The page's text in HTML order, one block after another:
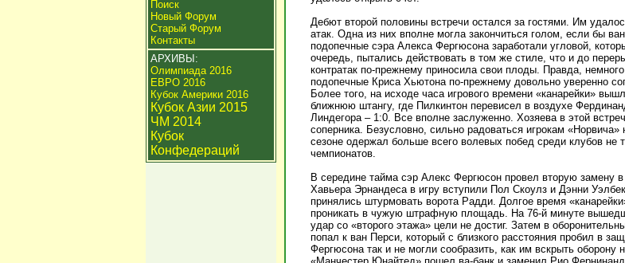
Поиск
Новый Форум
Старый Форум
Контакты
АРХИВЫ:
Олимпиада 2016
ЕВРО 2016
Кубок Америки 2016
Кубок Азии 2015
ЧМ 2014
Кубок
Конфедераций
Дебют второй половины встречи остался за гостями. Им
атак. Одна из них вполне могла закончиться голом, если бы
подопечные сэра Алекса Фергюсона заработали угловой,
очередь, пытались действовать в том же стиле, что и до
контратак по-прежнему приносила свои плоды. Правда,
подопечные Криса Хьютона по-прежнему довольно уверенно
Более того, на исходе часа игрового времени «канарейки»
ближнюю штангу, где Пилкинтон перевисел в воздухе
Линдегора – 1:0. Все вполне заслуженно. Хозяева в этой
соперника. Безусловно, сильно радоваться игрокам
сезоне одержал больше всего волевых побед среди клубов не
чемпионатов.
В середине тайма сэр Алекс Фергюсон провел вторую замену
Хавьера Эрнандеса в игру вступили Пол Скоулз и Дэнни
принялись штурмовать ворота Радди. Долгое время
проникать в чужую штрафную площадь. На 76-й минуте
удар со «второго этажа» цели не достиг. Затем в
попал к ван Перси, который с близкого расстояния пробил в
Фергюсона так и не могли сообразить, как им вскрыть оборону